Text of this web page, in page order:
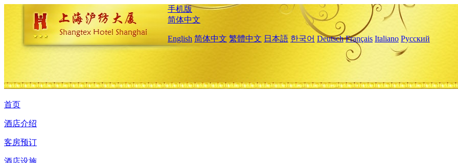
手机版
简体中文
English 简体中文 繁體中文 日本語 한국어 Deutsch Français Italiano Русский
首页
酒店介绍
客房预订
酒店设施